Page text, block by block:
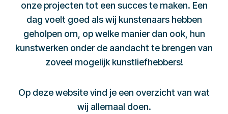
onze projecten tot een succes te maken. Een
dag voelt goed als wij kunstenaars hebben
geholpen om, op welke manier dan ook, hun
kunstwerken onder de aandacht te brengen van
zoveel mogelijk kunstliefhebbers!
Op deze website vind je een overzicht van wat
wij allemaal doen.